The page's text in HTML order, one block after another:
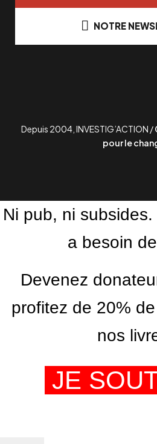
NOTRE
Depuis 2004, INVESTIG’ACTION /
pour le
Ni pub, ni subsides.
a besoin
Devenez
profitez de 20%
nos
JE